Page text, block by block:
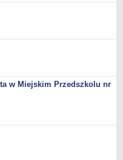
w Miejskim Przedszkolu nr